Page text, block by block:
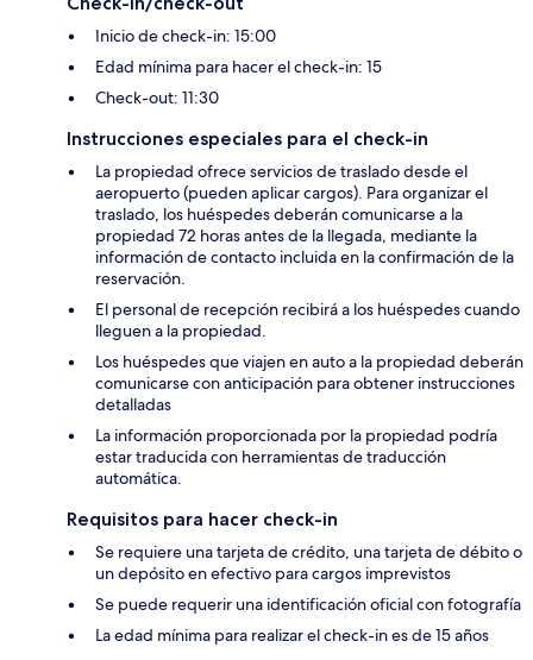
Inicio de check-in: 15:00
Edad mínima para hacer el check-in: 15
Check-out: 11:30
Instrucciones especiales para el check-in
La propiedad ofrece servicios de traslado desde el
aeropuerto (pueden aplicar cargos). Para organizar el
traslado, los huéspedes deberán comunicarse a la
propiedad 72 horas antes de la llegada, mediante la
información de contacto incluida en la confirmación de la
reservación.
El personal de recepción recibirá a los huéspedes cuando
lleguen a la propiedad.
Los huéspedes que viajen en auto a la propiedad deberán
comunicarse con anticipación para obtener instrucciones
detalladas
La información proporcionada por la propiedad podría
estar traducida con herramientas de traducción
automática.
Requisitos para hacer check-in
Se requiere una tarjeta de crédito, una tarjeta de débito o
un depósito en efectivo para cargos imprevistos
Se puede requerir una identificación oficial con fotografía
La edad mínima para realizar el check-in es de 15 años